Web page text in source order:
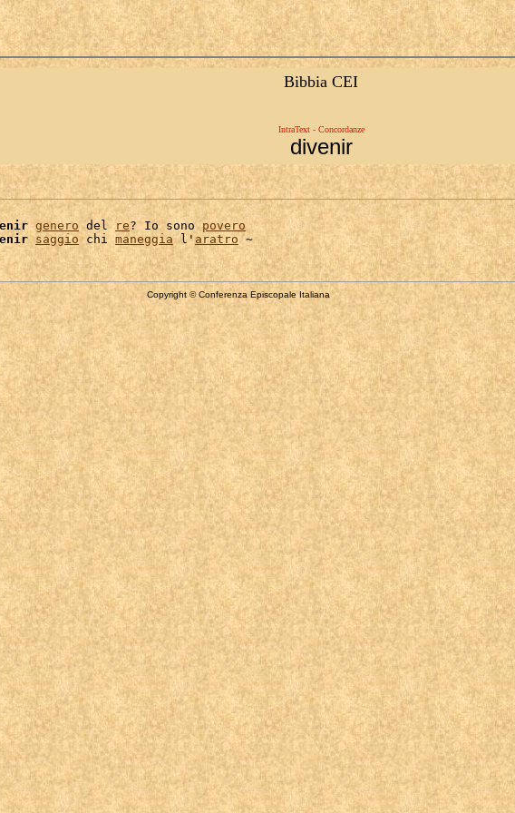
Bibbia CEI
IntraText - Concordanze
divenir
genero del re? Io sono povero
saggio chi maneggia l' aratro
Copyright © Conferenza Episcopale Italiana